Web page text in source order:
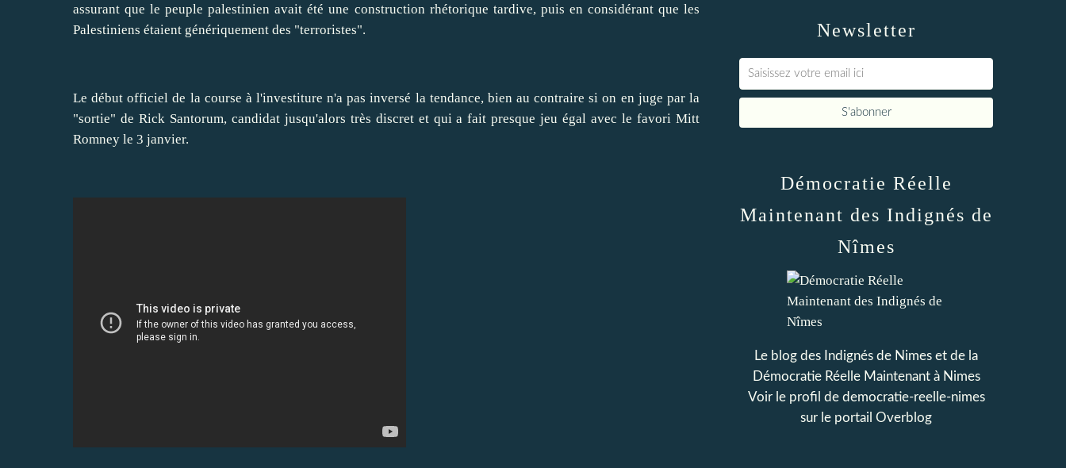
assurant que le peuple palestinien avait été une construction rhétorique tardive, puis en considérant que les
Palestiniens étaient génériquement des "terroristes".
Le début officiel de la course à l'investiture n'a pas inversé la tendance, bien au contraire si on en juge par la
"sortie" de Rick Santorum, candidat jusqu'alors très discret et qui a fait presque jeu égal avec le favori Mitt
Romney le 3 janvier.
Newsletter
Démocratie Réelle
Maintenant des Indignés de
Nîmes
Le blog des Indignés de Nimes et de la
Démocratie Réelle Maintenant à Nimes
Voir le profil de democratie-reelle-nimes
sur le portail Overblog